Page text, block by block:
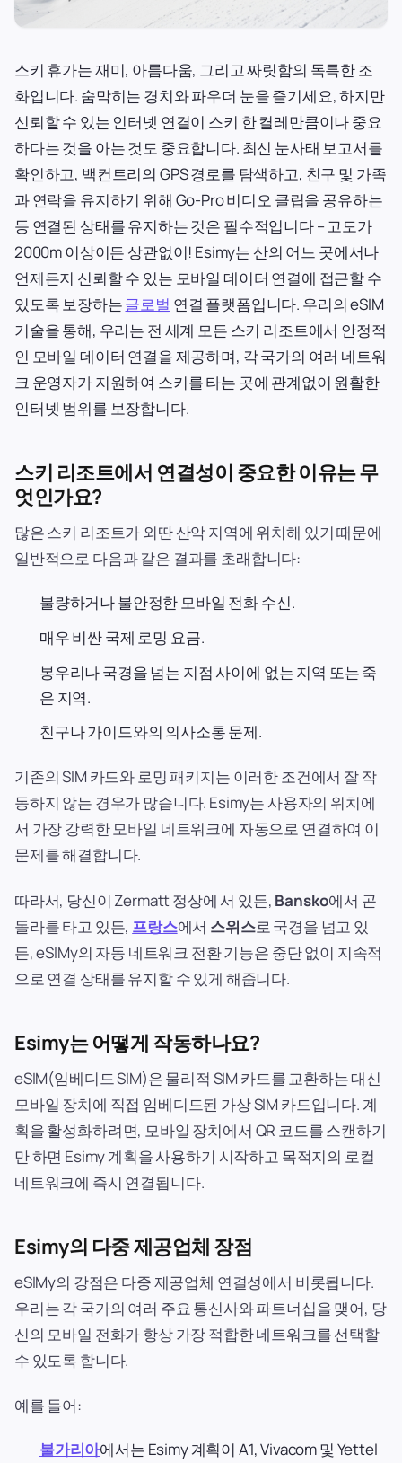
스키 휴가는 재미, 아름다움, 그리고 짜릿함의 독특한 조
화입니다. 숨막히는 경치와 파우더 눈을 즐기세요, 하지만
신뢰할 수 있는 인터넷 연결이 스키 한 켤레만큼이나 중요
하다는 것을 아는 것도 중요합니다. 최신 눈사태 보고서를
확인하고, 백컨트리의 GPS 경로를 탐색하고, 친구 및 가족
과 연락을 유지하기 위해 Go-Pro 비디오 클립을 공유하는
등 연결된 상태를 유지하는 것은 필수적입니다 – 고도가
2000m 이상이든 상관없이! Esimy는 산의 어느 곳에서나
언제든지 신뢰할 수 있는 모바일 데이터 연결에 접근할 수
있도록 보장하는글로벌 연결 플랫폼입니다. 우리의 eSIM
기술을 통해, 우리는 전 세계 모든 스키 리조트에서 안정적
인 모바일 데이터 연결을 제공하며, 각 국가의 여러 네트워
크 운영자가 지원하여 스키를 타는 곳에 관계없이 원활한
인터넷 범위를 보장합니다.
스키 리조트에서 연결성이 중요한 이유는 무
엇인가요?
많은 스키 리조트가 외딴 산악 지역에 위치해 있기 때문에
일반적으로 다음과 같은 결과를 초래합니다:
불량하거나 불안정한 모바일 전화 수신.
매우 비싼 국제 로밍 요금.
봉우리나 국경을 넘는 지점 사이에 없는 지역 또는 죽
은 지역.
친구나 가이드와의 의사소통 문제.
기존의 SIM 카드와 로밍 패키지는 이러한 조건에서 잘 작
동하지 않는 경우가 많습니다. Esimy는 사용자의 위치에
서 가장 강력한 모바일 네트워크에 자동으로 연결하여 이
문제를 해결합니다.
따라서, 당신이 Zermatt 정상에 서 있든, Bansko에서 곤
돌라를 타고 있든, 프랑스에서 스위스로 국경을 넘고 있
든, eSIMy의 자동 네트워크 전환 기능은 중단 없이 지속적
으로 연결 상태를 유지할 수 있게 해줍니다.
Esimy는 어떻게 작동하나요?
eSIM(임베디드 SIM)은 물리적 SIM 카드를 교환하는 대신
모바일 장치에 직접 임베디드된 가상 SIM 카드입니다. 계
획을 활성화하려면, 모바일 장치에서 QR 코드를 스캔하기
만 하면 Esimy 계획을 사용하기 시작하고 목적지의 로컬
네트워크에 즉시 연결됩니다.
Esimy의 다중 제공업체 장점
eSIMy의 강점은 다중 제공업체 연결성에서 비롯됩니다.
우리는 각 국가의 여러 주요 통신사와 파트너십을 맺어, 당
신의 모바일 전화가 항상 가장 적합한 네트워크를 선택할
수 있도록 합니다.
예를 들어:
불가리아에서는 Esimy 계획이 A1, Vivacom 및 Yettel